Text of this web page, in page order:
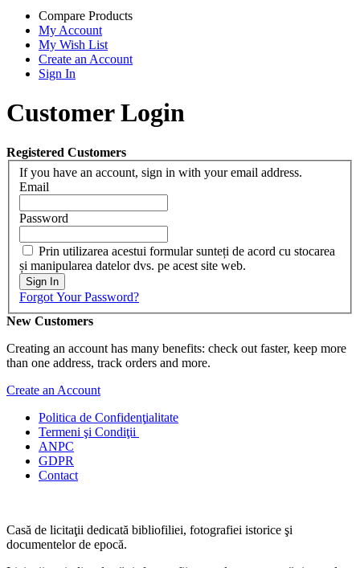
Compare Products
My Account
My Wish List
Create an Account
Sign In
Customer Login
Registered Customers
If you have an account, sign in with your email address.
Email
Password
Prin utilizarea acestui formular sunteți de acord cu stocarea
și manipularea datelor dvs. pe acest site web.
Sign In
Forgot Your Password?
New Customers
Creating an account has many benefits: check out faster, keep more
than one address, track orders and more.
Create an Account
Politica de Confidenţialitate
Termeni şi Condiţii
ANPC
GDPR
Contact
Casă de licitaţii dedicată bibliofiliei, fotografiei istorice şi
documentelor de epocă.